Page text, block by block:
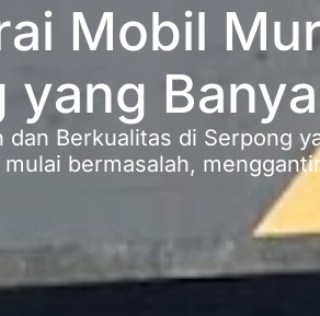
Mobil
yang
Berkualitas di Serpong
bermasalah,